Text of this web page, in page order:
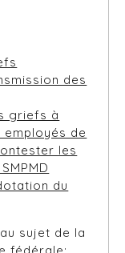
des
griefs à
de
les
du
sujet de la
fédérale: